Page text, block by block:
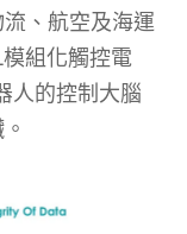
、航空及海運
組化觸控電
人的控制大腦